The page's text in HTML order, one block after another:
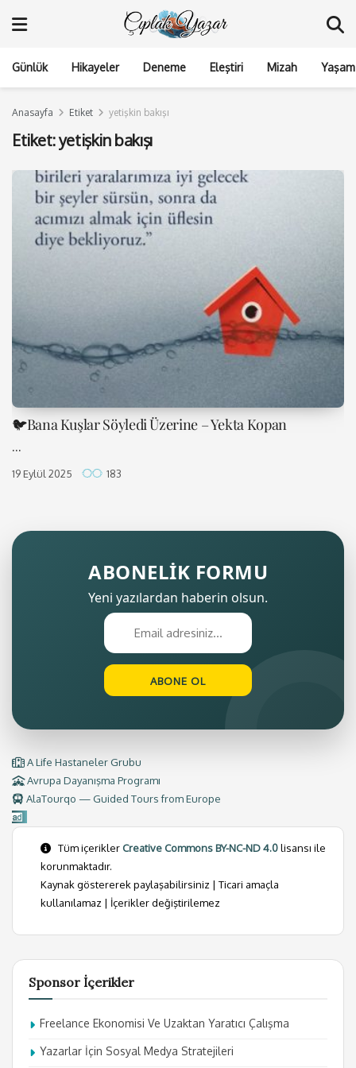
Günlük Hikayeler Deneme Eleştiri Mizah
Anasayfa Etiket yetişkin bakışı
Etiket:yetişkin bakışı
🐦Bana Kuşlar Söyledi Üzerine – Yekta Kopan
...
19 Eylül 2025 183
ABONELİK FORMU
Yeni yazılardan haberin olsun.
A Life Hastaneler Grubu
Avrupa Dayanışma Programı
AlaTourqo — Guided Tours from Europe
Tüm içeriklerCreative Commons BY-NC-ND 4.0lisansı ile
korunmaktadır.
Kaynak göstererek paylaşabilirsiniz | Ticari amaçla
kullanılamaz | İçerikler değiştirilemez
Sponsor İçerikler
Freelance Ekonomisi Ve Uzaktan Yaratıcı Çalışma
Yazarlar İçin Sosyal Medya Stratejileri